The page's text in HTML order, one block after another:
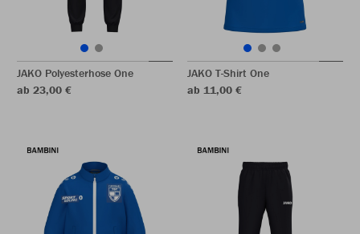
JAKO Polyesterhose One
ab 23,00 €
JAKO T-Shirt One
ab 11,00 €